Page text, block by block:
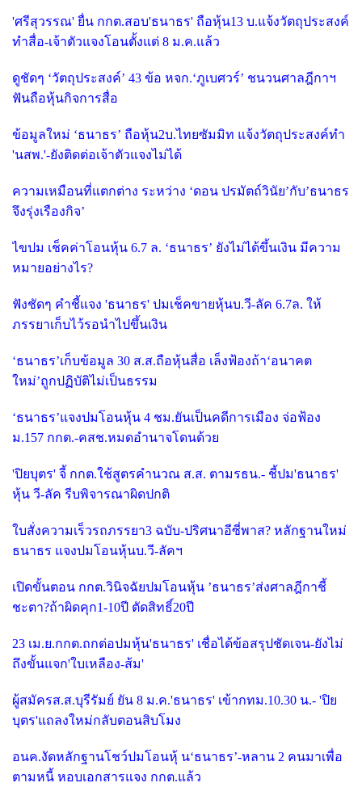
'ศรีสุวรรณ' ยื่น กกต.สอบ'ธนาธร' ถือหุ้น13 บ.แจ้งวัตถุประสงค์
ทำสื่อ-เจ้าตัวแจงโอนตั้งแต่ 8 ม.ค.แล้ว
ดูชัดๆ ‘วัตถุประสงค์’ 43 ข้อ หจก.‘ภูเบศวร์’ ชนวนศาลฎีกาฯ
ฟันถือหุ้นกิจการสื่อ
ข้อมูลใหม่ ‘ธนาธร’ ถือหุ้น2บ.ไทยซัมมิท แจ้งวัตถุประสงค์ทำ
'นสพ.'-ยังติดต่อเจ้าตัวแจงไม่ได้
ความเหมือนที่แตกต่าง ระหว่าง ‘ดอน ปรมัตถ์วินัย’กับ’ธนาธร
จึงรุ่งเรืองกิจ’
ไขปม เช็คค่าโอนหุ้น 6.7 ล. ‘ธนาธร’ ยังไม่ได้ขึ้นเงิน มีความ
หมายอย่างไร?
ฟังชัดๆ คำชี้แจง 'ธนาธร' ปมเช็คขายหุ้นบ.วี-ลัค 6.7ล. ให้
ภรรยาเก็บไว้รอนำไปขึ้นเงิน
‘ธนาธร’เก็บข้อมูล 30 ส.ส.ถือหุ้นสื่อ เล็งฟ้องถ้า‘อนาคต
ใหม่’ถูกปฏิบัติไม่เป็นธรรม
‘ธนาธร’แจงปมโอนหุ้น 4 ชม.ยันเป็นคดีการเมือง จ่อฟ้อง
ม.157 กกต.-คสช.หมดอำนาจโดนด้วย
'ปิยบุตร' จี้ กกต.ใช้สูตรคำนวณ ส.ส. ตามรธน.- ชี้ปม'ธนาธร'
หุ้น วี-ลัค รีบพิจารณาผิดปกติ
ใบสั่งความเร็วรถภรรยา3 ฉบับ-ปริศนาอีซี่พาส? หลักฐานใหม่
ธนาธร แจงปมโอนหุ้นบ.วี-ลัคฯ
เปิดขั้นตอน กกต.วินิจฉัยปมโอนหุ้น ’ธนาธร’ส่งศาลฎีกาชี้
ชะตา?ถ้าผิดคุก1-10ปี ตัดสิทธิ์20ปี
23 เม.ย.กกต.ถกต่อปมหุ้น'ธนาธร' เชื่อได้ข้อสรุปชัดเจน-ยังไม่
ถึงขั้นแจก'ใบเหลือง-ส้ม'
ผู้สมัครส.ส.บุรีรัมย์ ยัน 8 ม.ค.'ธนาธร' เข้ากทม.10.30 น.- 'ปิย
บุตร'แถลงใหม่กลับตอนสิบโมง
อนค.งัดหลักฐานโชว์ปมโอนหุ้ น‘ธนาธร’-หลาน 2 คนมาเพื่อ
ตามหนี้ หอบเอกสารแจง กกต.แล้ว